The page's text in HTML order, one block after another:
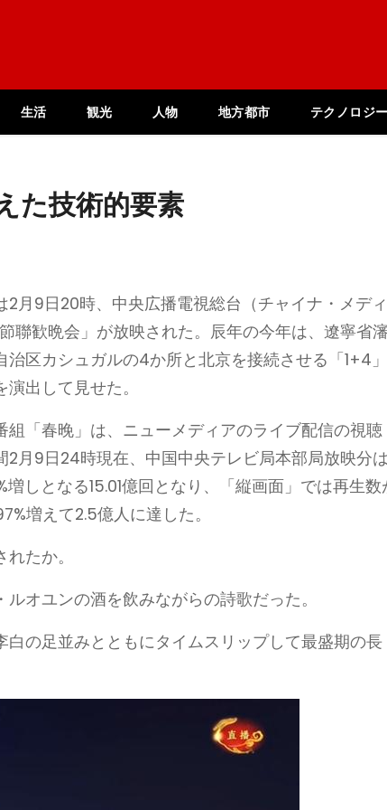
生活 観光 人物 地方都市 テクノロジ
た技術的要素
月9日20時、中央広播電視総台（チャイナ・メデ
聯歓晩会」が放映された。辰年の今年は、遼寧省
区カシュガルの4か所と北京を接続させる「1+4
出して見せた。
「春晚」は、ニューメディアのライブ配信の視聴
月9日24時現在、中国中央テレビ局本部局放映分
しとなる15.01億回となり、「縦画面」では再生数
増えて2.5億人に達した。
たか。
オユンの酒を飲みながらの詩歌だった。
の足並みとともにタイムスリップして最盛期の長